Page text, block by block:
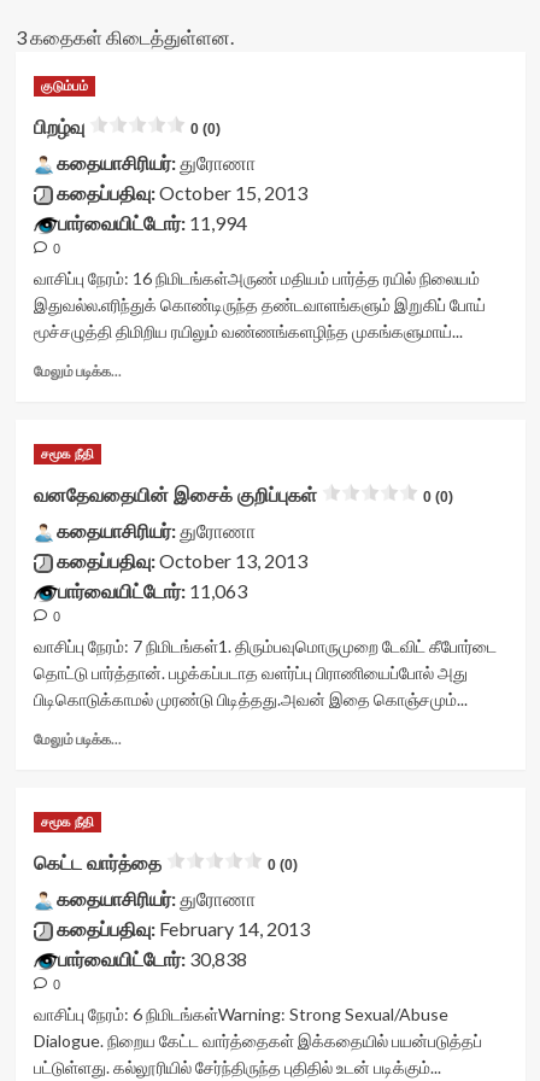
3 கதைகள் கிடைத்துள்ளன.
குடும்பம்
பிறழ்வு 0 (0)
கதையாசிரியர்:துரோணா
கதைப்பதிவு:October 15, 2013
பார்வையிட்டோர்:11,994
0
வாசிப்பு நேரம்: 16 நிமிடங்கள்அருண் மதியம் பார்த்த ரயில் நிலையம்
இதுவல்ல.எரிந்துக் கொண்டிருந்த தண்டவாளங்களும் இறுகிப் போய்
மூச்சழுத்தி திமிறிய ரயிலும் வண்ணங்களழிந்த முகங்களுமாய்...
மேலும் படிக்க...
stars-
title-
container">
<div
class='yasr-
title
yasr-
rater-
stars'
67e0daca77262'
data-
rating='0'
data-
rater-
starsize='16'
rater-
postid='16591'
data-
சமூக நீதி
வனதேவதையின் இசைக் குறிப்புகள் 0 (0)
கதையாசிரியர்:துரோணா
கதைப்பதிவு:October 13, 2013
பார்வையிட்டோர்:11,063
0
வாசிப்பு நேரம்: 7 நிமிடங்கள்1. திரும்பவுமொருமுறை டேவிட் கீபோர்டை
தொட்டு பார்த்தான். பழக்கப்படாத வளர்ப்பு பிராணியைப்போல் அது
பிடிகொடுக்காமல் முரண்டு பிடித்தது.அவன் இதை கொஞ்சமும்...
மேலும் படிக்க...
குறிப்புகள்<div
class="yasr-
vv-
stars-
title-
container">
class='yasr-
stars-
title
சமூக நீதி
கெட்ட வார்த்தை 0 (0)
கதையாசிரியர்:துரோணா
கதைப்பதிவு:February 14, 2013
பார்வையிட்டோர்:30,838
0
வாசிப்பு நேரம்: 6 நிமிடங்கள்Warning: Strong Sexual/Abuse
Dialogue. நிறைய கேட்ட வார்த்தைகள் இக்கதையில் பயன்படுத்தப்
பட்டுள்ளது. கல்லூரியில் சேர்ந்திருந்த புதிதில் உடன் படிக்கும்...